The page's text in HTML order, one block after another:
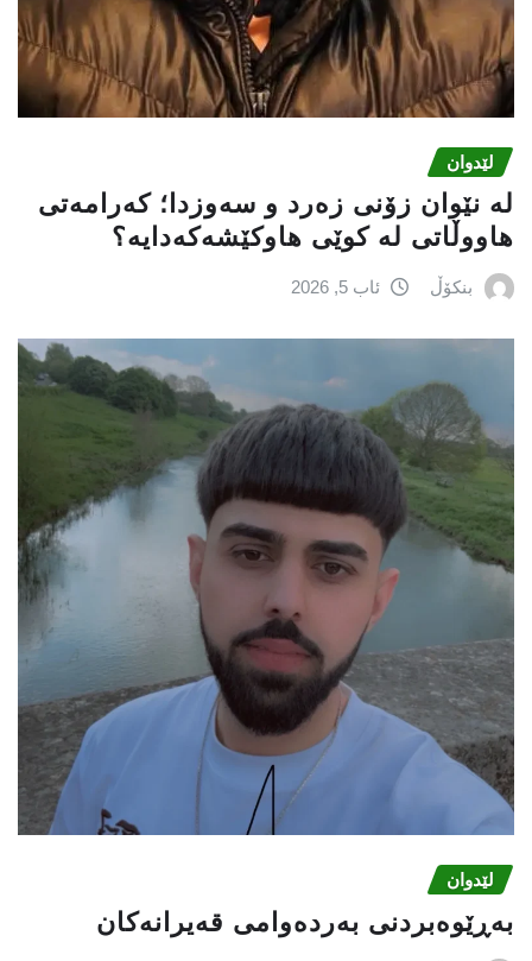
لێدوان
لە نێوان زۆنی زەرد و سەوزدا؛ کەرامەتی
هاووڵاتی لە کوێی هاوکێشەکەدایە؟
بنکۆڵ ئاب 5, 2026
لێدوان
بەڕێوەبردنی بەردەوامی قەیرانەکان